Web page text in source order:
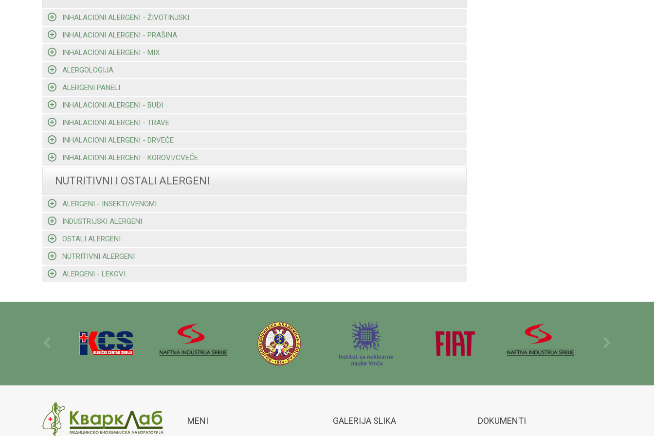
INHALACIONI ALERGENI - ŽIVOTINJSKI
INHALACIONI ALERGENI - PRAŠINA
INHALACIONI ALERGENI - MIX
ALERGOLOGIJA
ALERGENI PANELI
INHALACIONI ALERGENI - BUĐI
INHALACIONI ALERGENI - TRAVE
INHALACIONI ALERGENI - DRVEĆE
INHALACIONI ALERGENI - KOROVI/CVEĆE
NUTRITIVNI I OSTALI ALERGENI
ALERGENI - INSEKTI/VENOMI
INDUSTRIJSKI ALERGENI
OSTALI ALERGENI
NUTRITIVNI ALERGENI
ALERGENI - LEKOVI
MENI GALERIJA SLIKA DOKUMENTI